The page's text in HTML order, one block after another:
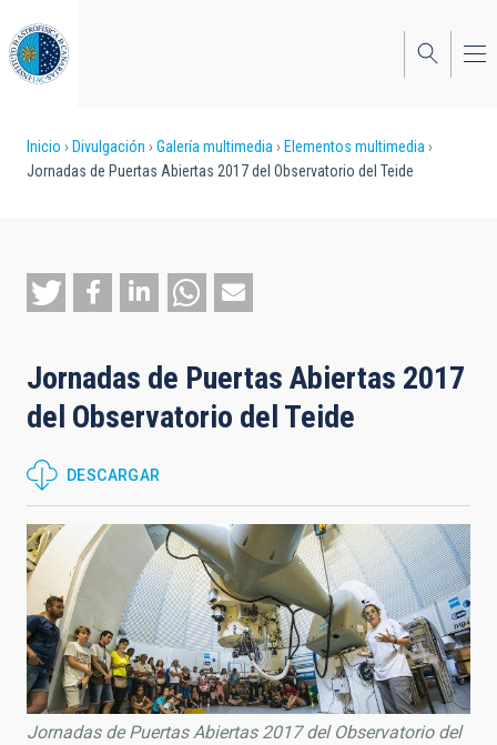
al
contenido
principal
Sobrescribir
ayuda
a
navegación
Inicio Divulgación Galería multimedia
Elementos multimedia
Jornadas de Puertas Abiertas 2017 del Observatorio del Teide
Jornadas de Puertas Abiertas 2017
del Observatorio del Teide
DESCARGAR
Jornadas de Puertas Abiertas 2017 del Observatorio del